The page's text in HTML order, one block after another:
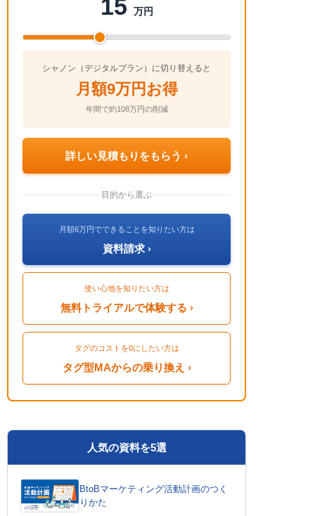
15 万円
シャノン（デジタルプラン）に切り替えると
月額9万円お得
年間で約108万円の削減
詳しい見積もりをもらう ›
目的から選ぶ
月額6万円でできることを知りたい方は
資料請求 ›
使い心地を知りたい方は
無料トライアルで体験する ›
タグのコストを0にしたい方は
タグ型MAからの乗り換え ›
人気の資料を5選
BtoBマーケティング活動計画のつく
りかた